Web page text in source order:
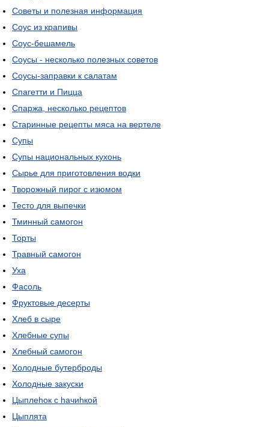
Советы и полезная информация
Соус из крапивы
Соус-бешамель
Соусы - несколько полезных советов
Соусы-заправки к салатам
Спагетти и Пицца
Спаржа, несколько рецептов
Старинные рецепты мяса на вертеле
Супы
Супы национальных кухонь
Сырье для приготовления водки
Творожный пирог с изюмом
Тесто для выпечки
Тминный самогон
Торты
Травный самогон
Уха
Фасоль
Фруктовые десерты
Хлеб в сыре
Хлебные супы
Хлебный самогон
Холодные бутерброды
Холодные закуски
Цыплеhок с hачиhкой
Цыплята